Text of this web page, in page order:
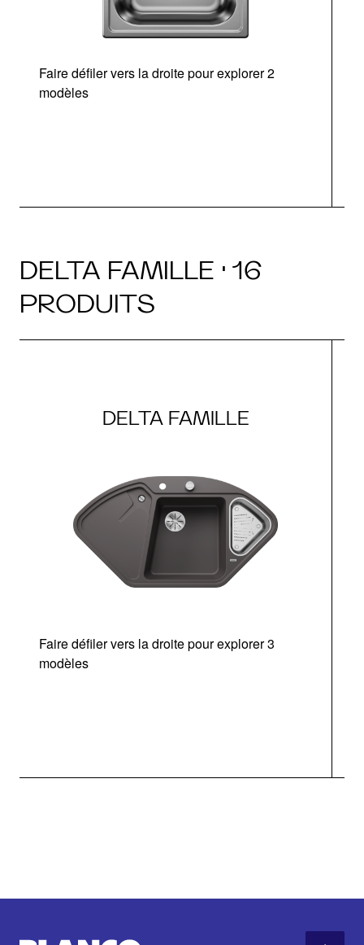
Faire défiler vers la droite pour explorer 2
modèles
DELTA FAMILLE · 16
PRODUITS
DELTA FAMILLE
Faire défiler vers la droite pour explorer 3
modèles